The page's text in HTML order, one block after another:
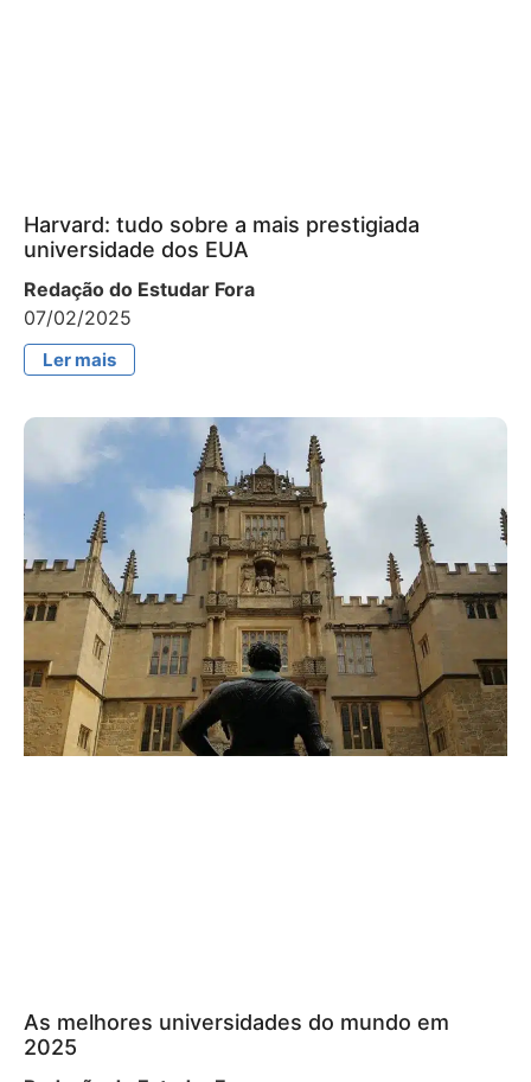
Harvard: tudo sobre a mais prestigiada
universidade dos EUA
Redação do Estudar Fora
07/02/2025
Ler mais
As melhores universidades do mundo em
2025